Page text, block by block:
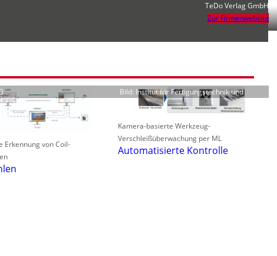
TeDo Verlag GmbH
Zur Firmenwebsite
Erkennung von Coil-
Bild: Institut für Fertigungstechnik und
Kamera-basierte Werkzeug-
Verschleißüberwachung per ML
Automatisierte Kontrolle